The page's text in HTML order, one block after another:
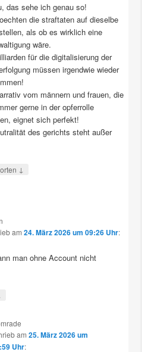
das sehe ich genau so!
die straftaten auf dieselbe
als ob es wirklich eine
wäre.
für die digitalisierung der
müssen irgendwie wieder
vom männern und frauen, die
gerne in der opferrolle
eignet sich perfekt!
des gerichts steht außer
↓
am24. März 2026 um 09:26 Uhr:
man ohne Account nicht
am 25. März 2026 um
Uhr: